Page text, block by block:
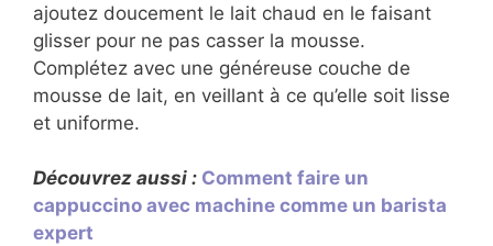
ajoutez doucement le lait chaud en le faisant
glisser pour ne pas casser la mousse.
Complétez avec une généreuse couche de
mousse de lait, en veillant à ce qu’elle soit lisse
et uniforme.
Découvrez aussi : Comment faire un
cappuccino avec machine comme un barista
expert